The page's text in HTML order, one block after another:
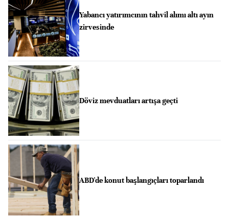
Yabancı yatırımcının tahvil alımı altı ayın
zirvesinde
Döviz mevduatları artışa geçti
ABD'de konut başlangıçları toparlandı